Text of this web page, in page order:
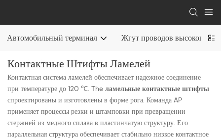
Автомобильный терминал Жгут проводов высокого
Контактные Штифты Ламелей
Контактная система ламелей обеспечивает надежное соединение
при температуре до 120 ℃. The ламельные контактные штифты
спроектированы и изготовлены в форме рога. Команда AP
применяет процессы резки и штамповки при превращении
стержней из медного сплава в пластинчатую структуру. Его
параллельная структура обеспечивает стабильно низкое контактное